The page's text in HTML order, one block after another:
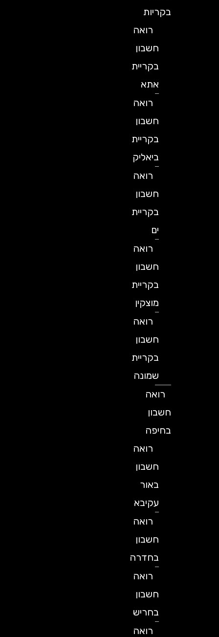
בקריות
רואה
חשבון
בקריית
אתא
רואה
חשבון
בקריית
ביאליק
רואה
חשבון
בקריית
רואה
חשבון
בקריית
מוצקין
רואה
חשבון
בקריית
שמונה
רואה
חשבון
בחיפה
רואה
חשבון
באור
עקיבא
רואה
חשבון
בחדרה
רואה
חשבון
בחריש
רואה